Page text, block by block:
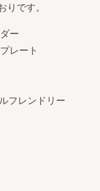
りです。
ー
レート
フレンドリー